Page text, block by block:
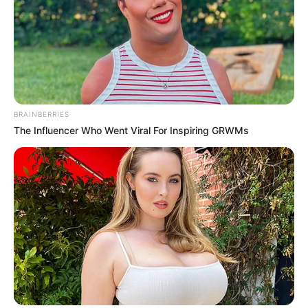
Ausflugsziele und Sehenswürdigkeiten im Umkreis
des Liliensteins (Rathen und Königstein):
Umkreissuche Tourismus Königstein
Museen in und um Königstein
Kinderausflugsziele für Königstein
Schlösser und Burgen in und um Königstein
Tagesausflugsziele für Königstein
Bademöglichkeiten
Wandern
Kinoprogramm
Angebote für Behinderte
Aussichtstürme
BRAINBERRIES
The Influencer Who Went Viral For Inspiring GRWMs